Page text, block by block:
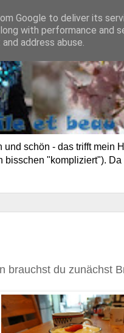
schön - das trifft mein
"kompliziert").
brauchst du zunächst
Google to deliver its
with performance
address abuse.